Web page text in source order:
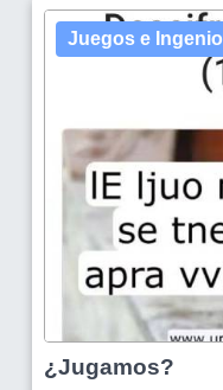
Juegos e Ingenio
¿Jugamos?